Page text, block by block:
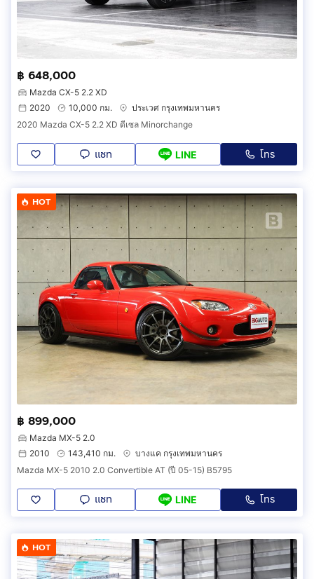
฿ 648,000
Mazda CX-5 2.2 XD
2020
10,000 กม.
ประเวศ กรุงเทพมหานคร
2020 Mazda CX-5 2.2 XD ดีเซล Minorchange
แชท LINE โทร
HOT
฿ 899,000
Mazda MX-5 2.0
2010
143,410 กม.
บางแค กรุงเทพมหานคร
Mazda MX-5 2010 2.0 Convertible AT (ปี 05-15) B5795
แชท LINE โทร
HOT